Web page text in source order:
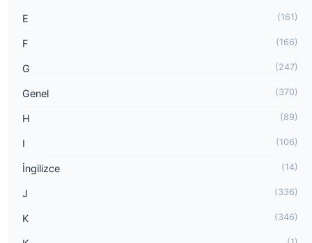
E (161)
F (166)
G (247)
Genel (370)
H (89)
I (106)
İngilizce (14)
J (336)
K (346)